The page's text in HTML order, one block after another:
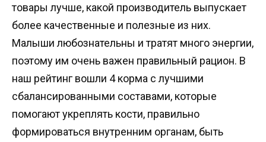
товары лучше, какой производитель выпускает
более качественные и полезные из них.
Малыши любознательны и тратят много энергии,
поэтому им очень важен правильный рацион. В
наш рейтинг вошли 4 корма с лучшими
сбалансированными составами, которые
помогают укреплять кости, правильно
формироваться внутренним органам, быть